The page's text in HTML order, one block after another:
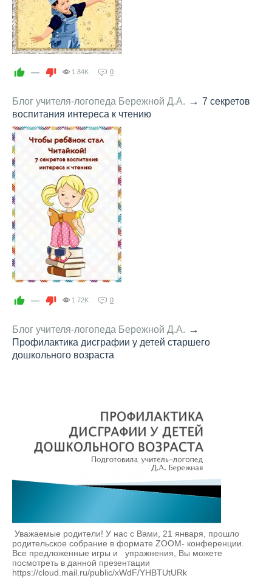
— 1.84K 0
Блог учителя-логопеда Бережной Д.А. → 7 секретов
воспитания интереса к чтению
— 1.72K 0
Блог учителя-логопеда Бережной Д.А. →
Профилактика дисграфии у детей старшего
дошкольного возраста
Уважаемые родители! У нас с Вами, 21 января, прошло
родительское собрание в формате ZOOM- конференции.
Все предложенные игры и упражнения, Вы можете
посмотреть в данной презентации
https://cloud.mail.ru/public/xWdF/YHBTUtURk